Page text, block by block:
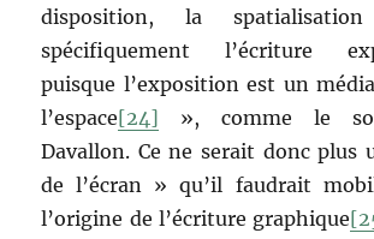
disposition, la spatialisation
spécifiquement l’écriture
puisque l’exposition est un
l’espace[24] », comme le
Davallon. Ce ne serait donc plus
de l’écran » qu’il faudrait
l’origine de l’écriture graphique